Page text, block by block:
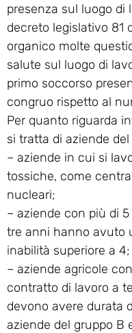
presenza sul luogo di
decreto legislativo 81
organico molte
salute sul luogo di
primo soccorso
congruo rispetto al
Per quanto riguarda
si tratta di aziende
– aziende in cui si
tossiche, come
nucleari;
– aziende con più di
tre anni hanno avuto
inabilità superiore a 4;
– aziende agricole
contratto di lavoro a
devono avere durata
aziende del gruppo B